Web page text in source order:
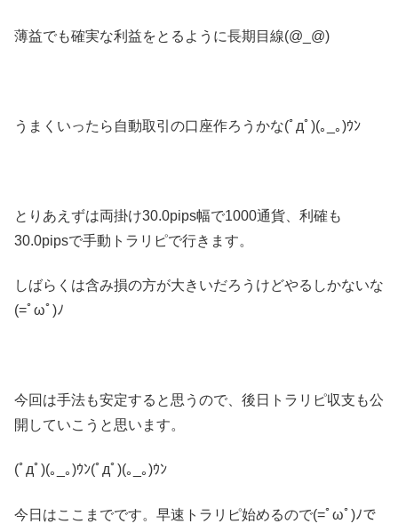
薄益でも確実な利益をとるように長期目線(@_@)
うまくいったら自動取引の口座作ろうかな(ﾟдﾟ)(｡_｡)ｳﾝ
とりあえずは両掛け30.0pips幅で1000通貨、利確も
30.0pipsで手動トラリピで行きます。
しばらくは含み損の方が大きいだろうけどやるしかないな
(=ﾟωﾟ)ﾉ
今回は手法も安定すると思うので、後日トラリピ収支も公
開していこうと思います。
(ﾟдﾟ)(｡_｡)ｳﾝ(ﾟдﾟ)(｡_｡)ｳﾝ
今日はここまでです。早速トラリピ始めるので(=ﾟωﾟ)ﾉで